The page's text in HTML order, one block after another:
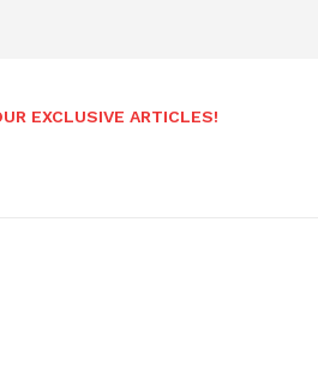
EXCLUSIVE ARTICLES!